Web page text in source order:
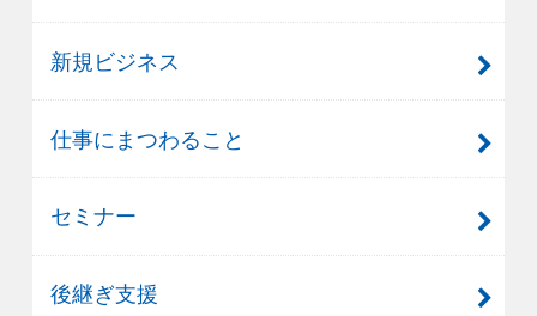
新規ビジネス
仕事にまつわること
セミナー
後継ぎ支援